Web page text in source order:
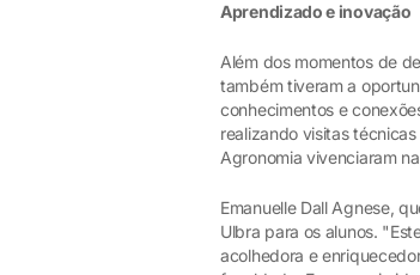
Aprendizado e inovação
Além dos momentos de
também tiveram a
conhecimentos e
realizando visitas
Agronomia vivenciaram
Emanuelle Dall Agnese,
Ulbra para os alunos.
acolhedora e